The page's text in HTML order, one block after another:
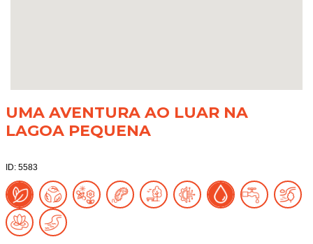
UMA AVENTURA AO LUAR NA
LAGOA PEQUENA
ID: 5583